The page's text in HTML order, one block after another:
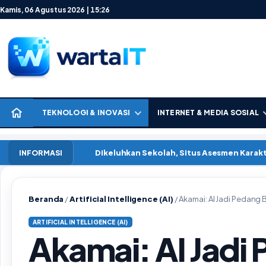
Lewati ke konten
Kamis, 06 Agustus 2026 | 15:26
TEKNOLOGI & INOVASI INTERNET & MEDIA SOSIAL
INFORMASI Dikeluhkan Sekolah, Situs Asesmen
Beranda /Artificial Intelligence (AI) /Akamai: AI Jadi Pedang
ARTIFICIAL INTELLIGENCE (AI)
Akamai: AI Jadi